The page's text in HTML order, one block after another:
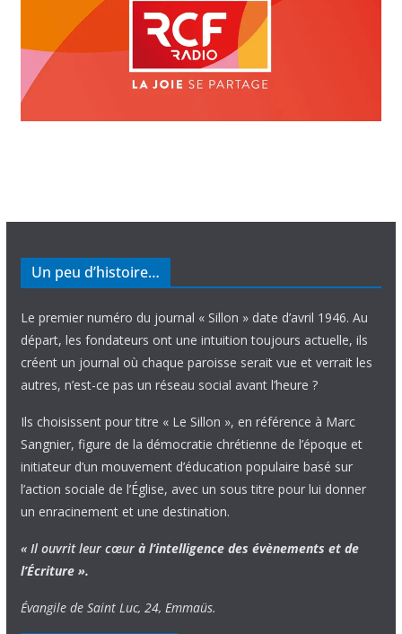
Un peu d’histoire…
Le premier numéro du journal « Sillon » date d’avril 1946. Au
départ, les fondateurs ont une intuition toujours actuelle, ils
créent un journal où chaque paroisse serait vue et verrait les
autres, n’est-ce pas un réseau social avant l’heure ?
Ils choisissent pour titre « Le Sillon », en référence à Marc
Sangnier, figure de la démocratie chrétienne de l’époque et
initiateur d’un mouvement d’éducation populaire basé sur
l’action sociale de l’Église, avec un sous titre pour lui donner
un enracinement et une destination.
« Il ouvrit leur cœur à l’intelligence des évènements et de
l’Écriture ».
Évangile de Saint Luc, 24, Emmaüs.